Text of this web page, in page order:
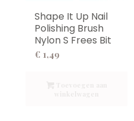
Shape It Up Nail
Polishing Brush
Nylon S Frees Bit
€ 1,49